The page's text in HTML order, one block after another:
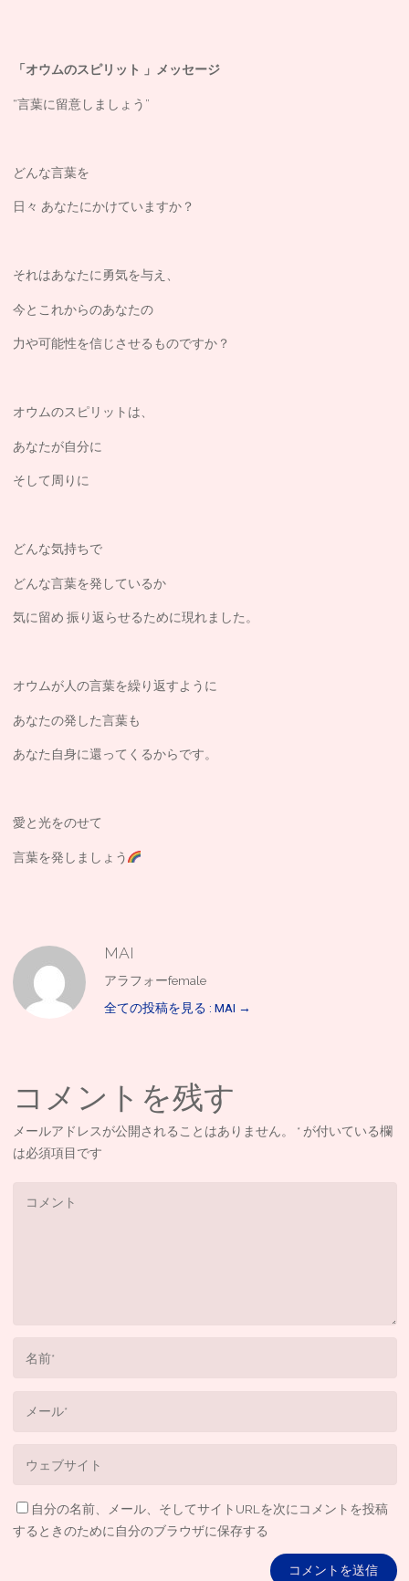
「オウムのスピリット 」メッセージ
“言葉に留意しましょう”
どんな言葉を
日々 あなたにかけていますか？
それはあなたに勇気を与え、
今とこれからのあなたの
力や可能性を信じさせるものですか？
オウムのスピリットは、
あなたが自分に
そして周りに
どんな気持ちで
どんな言葉を発しているか
気に留め 振り返らせるために現れました。
オウムが人の言葉を繰り返すように
あなたの発した言葉も
あなた自身に還ってくるからです。
愛と光をのせて
言葉を発しましょう
MAI
アラフォーfemale
全ての投稿を見る : MAI →
コメントを残す
メールアドレスが公開されることはありません。 * が付いている欄
は必須項目です
自分の名前、メール、そしてサイトURLを次にコメントを投稿
するときのために自分のブラウザに保存する